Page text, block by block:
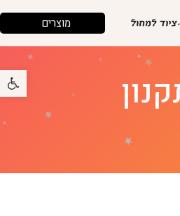
מוצרים